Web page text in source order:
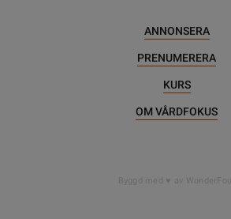
ANNONSERA
PRENUMERERA
KURS
OM VÅRDFOKUS
Byggd med av WonderFour